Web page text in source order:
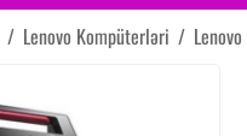
/ Lenovo Kompüterləri /